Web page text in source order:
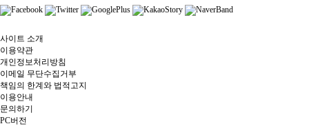
사이트 소개
이용약관
개인정보처리방침
이메일 무단수집거부
책임의 한계와 법적고지
이용안내
문의하기
PC버전